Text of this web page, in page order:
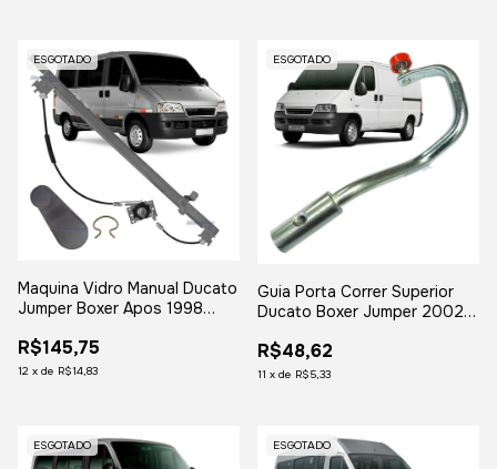
ESGOTADO
Maquina Vidro Manual Ducato
Jumper Boxer Apos 1998
em Diante Lado Esquerdo
R$145,75
12 x de R$14,83
ESGOTADO
Guia Porta Correr Superior
Ducato Boxer Jumper 2002 a
R$48,62
11 x de R$5,33
ESGOTADO ESGOTADO